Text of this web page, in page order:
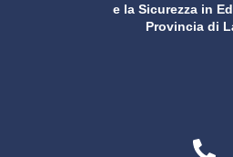
e la Sicurezza in
Provincia di